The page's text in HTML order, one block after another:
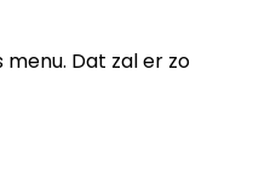
Dat zal er zo